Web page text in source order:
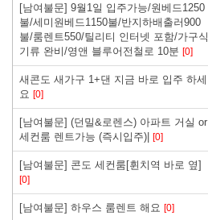
[남여불문] 9월1일 입주가능/원베드1250
불/세미원베드1150불/반지하배출러900
불/룸렌트550/틸리티 인터넷 포함/가구식
기류 완비/영앤 블루어전철로 10분 [0]
새콘도 새가구 1+댄 지금 바로 입주 하세
요 [0]
[남여불문] (던밀&로렌스) 아파트 거실 or
세컨룸 렌트가능 (즉시입주)| [0]
[남여불문] 콘도 세컨룸[휜치역 바로 옆]
[0]
[남여불문] 하우스 룸렌트 해요 [0]